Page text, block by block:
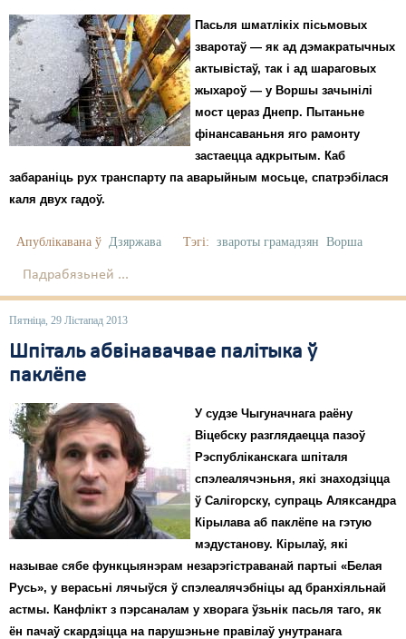
Пасьля шматлікіх пісьмовых
зваротаў — як ад дэмакратычных
актывістаў, так і ад шараговых
жыхароў — у Воршы зачынілі
мост цераз Днепр. Пытаньне
фінансаваньня яго рамонту
застаецца адкрытым. Каб
забараніць рух транспарту па аварыйным мосьце, спатрэбілася
каля двух гадоў.
Апублікавана ў Дзяржава Тэгі: звароты грамадзян Ворша
Падрабязьней ...
Пятніца, 29 Лістапад 2013
Шпіталь абвінавачвае палітыка ў
паклёпе
У судзе Чыгуначнага раёну
Віцебску разглядаецца пазоў
Рэспубліканскага шпіталя
спэлеалячэньня, які знаходзіцца
ў Салігорску, супраць Аляксандра
Кірылава аб паклёпе на гэтую
мэдустанову. Кірылаў, які
называе сябе функцыянэрам незарэгістраванай партыі «Белая
Русь», у верасьні лячыўся ў спэлеалячэбніцы ад бранхіяльнай
астмы. Канфлікт з пэрсаналам у хворага ўзьнік пасьля таго, як
ён пачаў скардзіцца на парушэньне правілаў унутранага